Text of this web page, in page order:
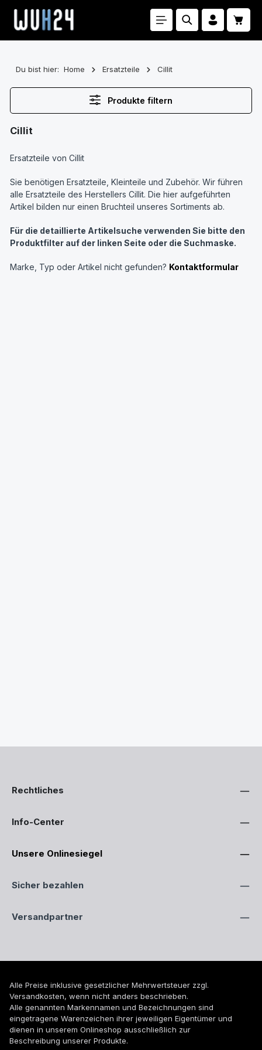
Zum Hauptinhalt springen
Du bist hier: Home Ersatzteile Cillit
Produkte filtern
Cillit
Ersatzteile von Cillit
Sie benötigen Ersatzteile, Kleinteile und Zubehör. Wir führen
alle Ersatzteile des Herstellers Cillit. Die hier aufgeführten
Artikel bilden nur einen Bruchteil unseres Sortiments ab.
Für die detaillierte Artikelsuche verwenden Sie bitte den
Produktfilter auf der linken Seite oder die Suchmaske.
Marke, Typ oder Artikel nicht gefunden? Kontaktformular
Rechtliches
Info-Center
Unsere Onlinesiegel
Sicher bezahlen
Versandpartner
Alle Preise inklusive gesetzlicher Mehrwertsteuer zzgl.
Versandkosten, wenn nicht anders beschrieben.
Alle genannten Markennamen und Bezeichnungen sind
eingetragene Warenzeichen ihrer jeweiligen Eigentümer und
dienen in unserem Onlineshop ausschließlich zur
Beschreibung unserer Produkte.